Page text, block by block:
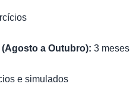
(Agosto a Outubro): 3 meses
e simulados